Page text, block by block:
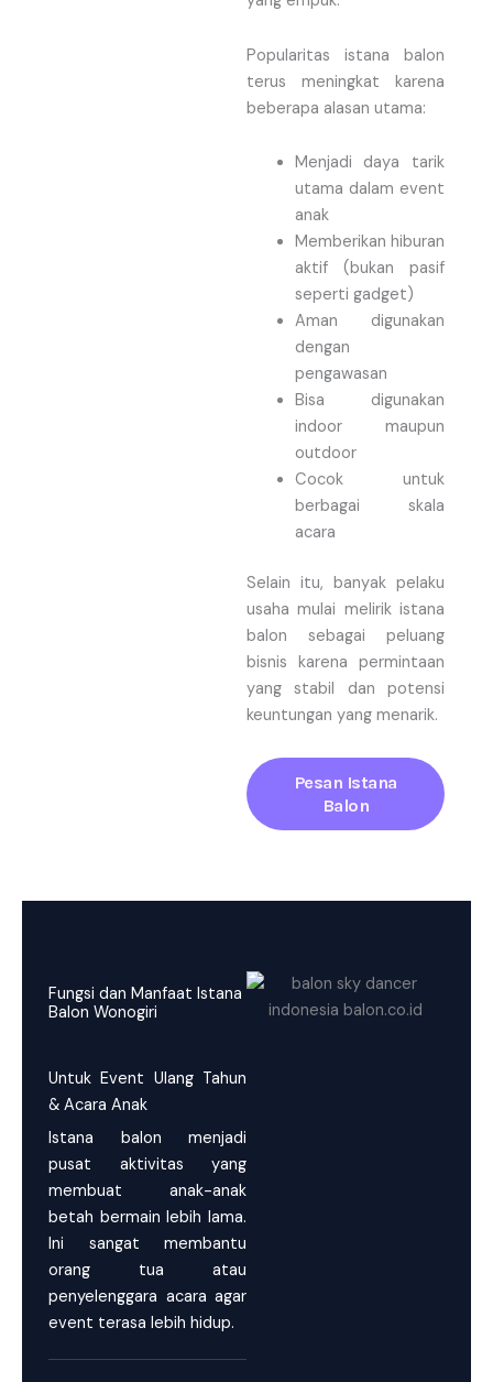
Popularitas istana balon
terus meningkat karena
beberapa alasan utama:
Menjadi daya tarik
utama dalam event
anak
Memberikan hiburan
aktif (bukan pasif
seperti gadget)
Aman digunakan
dengan
pengawasan
Bisa digunakan
indoor maupun
outdoor
Cocok untuk
berbagai skala
acara
Selain itu, banyak pelaku
usaha mulai melirik istana
balon sebagai peluang
bisnis karena permintaan
yang stabil dan potensi
keuntungan yang menarik.
Pesan Istana
Balon
Fungsi dan Manfaat Istana
Balon Wonogiri
Untuk Event Ulang Tahun
& Acara Anak
Istana balon menjadi
pusat aktivitas yang
membuat anak-anak
betah bermain lebih lama.
Ini sangat membantu
orang tua atau
penyelenggara acara agar
event terasa lebih hidup.